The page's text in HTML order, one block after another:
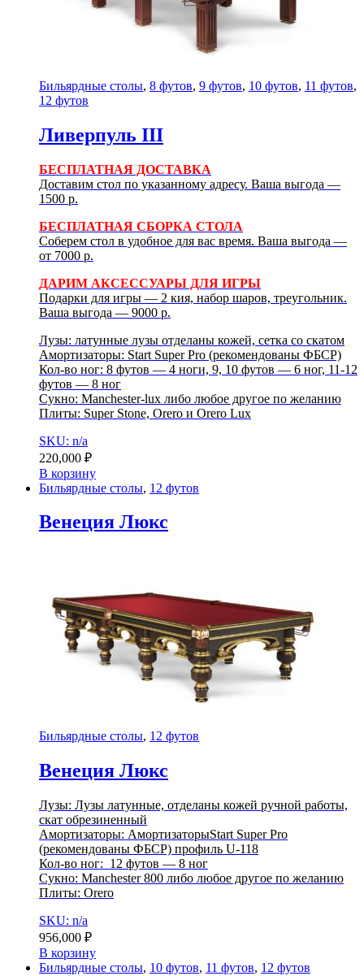
Бильярдные столы, 8 футов, 9 футов, 10 футов, 11 футов,
12 футов
Ливерпуль III
БЕСПЛАТНАЯ ДОСТАВКА
Доставим стол по указанному адресу. Ваша выгода —
1500 р.
БЕСПЛАТНАЯ СБОРКА СТОЛА
Соберем стол в удобное для вас время. Ваша выгода —
от 7000 р.
ДАРИМ АКСЕССУАРЫ ДЛЯ ИГРЫ
Подарки для игры — 2 кия, набор шаров, треугольник.
Ваша выгода — 9000 р.
Лузы: латунные лузы отделаны кожей, сетка со скатом
Амортизаторы: Start Super Pro (рекомендованы ФБСР)
Кол-во ног: 8 футов — 4 ноги, 9, 10 футов — 6 ног, 11-12
футов — 8 ног
Сукно: Manchester-lux либо любое другое по желанию
Плиты: Super Stonе, Orero и Orero Lux
SKU: n/a
220,000 ₽
В корзину
Бильярдные столы, 12 футов
Венеция Люкс
Бильярдные столы, 12 футов
Венеция Люкс
Лузы: Лузы латунные, отделаны кожей ручной работы,
скат обрезиненный
Амортизаторы: АмортизаторыStart Super Pro
(рекомендованы ФБСР) профиль U-118
Кол-во ног: 12 футов — 8 ног
Сукно: Manchester 800 либо любое другое по желанию
Плиты: Orero
SKU: n/a
956,000 ₽
В корзину
Бильярдные столы, 10 футов, 11 футов, 12 футов